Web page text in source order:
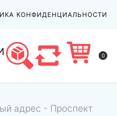
КОНФИДЕНЦИАЛЬНОСТИ
0
адрес - Проспект